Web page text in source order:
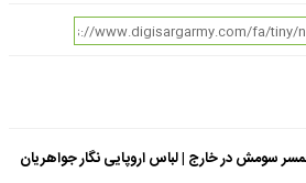
سومش در خارج | لباس اروپایی نگار جواهریان